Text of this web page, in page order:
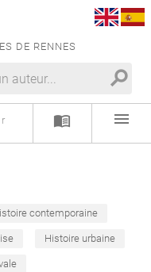
DE RENNES
search
menu_book menu
contemporaine
Histoire urbaine